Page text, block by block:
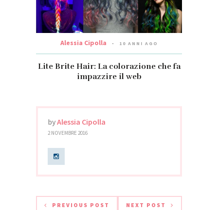
Alessia Cipolla 10 ANNI AGO
Lite Brite Hair: La colorazione che fa
impazzire il web
byAlessia Cipolla
2 NOVEMBRE 2016
PREVIOUS POST NEXT POST